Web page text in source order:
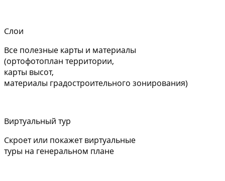
Слои
Все полезные карты и материалы
(ортофотоплан территории,
карты высот,
материалы градостроительного зонирования)
Виртуальный тур
Скроет или покажет виртуальные
туры на генеральном плане